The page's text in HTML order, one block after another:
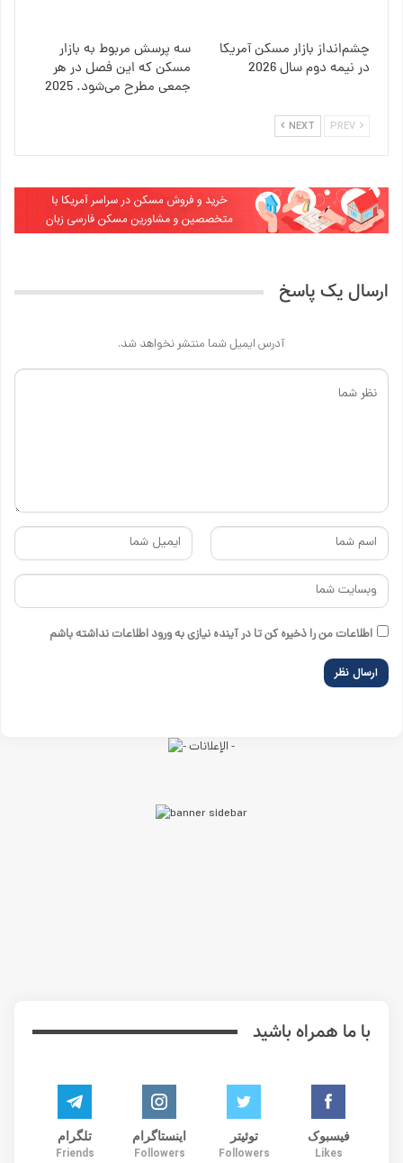
چشم‌انداز بازار مسکن آمریکا
در نیمه دوم سال 2026
سه پرسش مربوط به بازار
مسکن که این فصل در هر
جمعی مطرح می‌شود. 2025
NEXT
ارسال یک پاسخ
آدرس ایمیل شما منتشر نخواهد شد.
اطلاعات من را ذخیره کن تا در آینده نیازی به ورود اطلاعات نداشته باشم
با ما همراه باشید
فیسبوک
Likes
توئیتر
Followers
اینستاگرام
Followers
تلگرام
Friends